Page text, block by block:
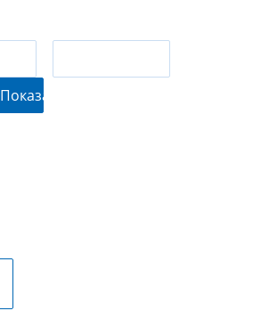
Показать